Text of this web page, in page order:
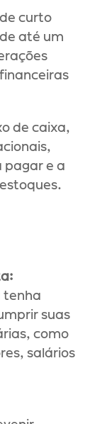
curto
até um
de caixa,
pagar e a
tenha
suas
como
salários